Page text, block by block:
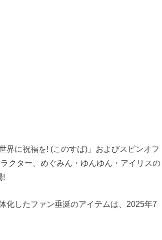
界に祝福を! (このすば)」およびスピンオフ
クター、めぐみん・ゆんゆん・アイリスの
!
化したファン垂涎のアイテムは、2025年7